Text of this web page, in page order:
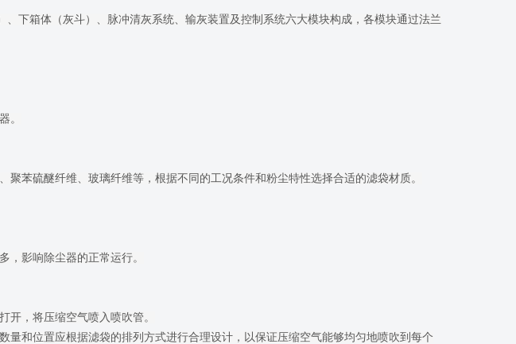
下箱体（灰斗）、脉冲清灰系统、输灰装置及控制系统六大模块构成，各模块通过法兰
。
苯硫醚纤维、玻璃纤维等，根据不同的工况条件和粉尘特性选择合适的滤袋材质。
，影响除尘器的正常运行。
开，将压缩空气喷入喷吹管。
和位置应根据滤袋的排列方式进行合理设计，以保证压缩空气能够均匀地喷吹到每个